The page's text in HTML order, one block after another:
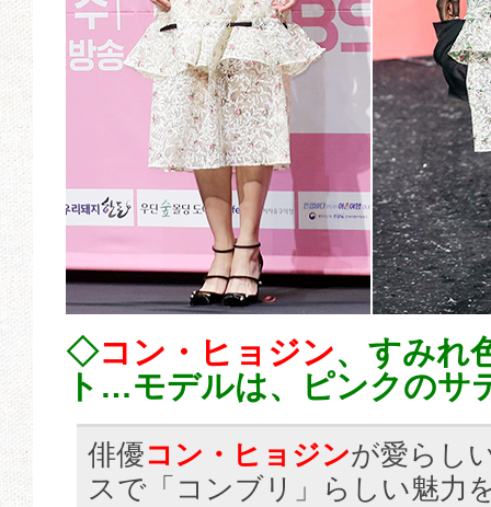
◇コン・ヒョジン、すみれ
ト…モデルは、ピンクのサ
俳優コン・ヒョジンが愛らし
スで「コンブリ」らしい魅力